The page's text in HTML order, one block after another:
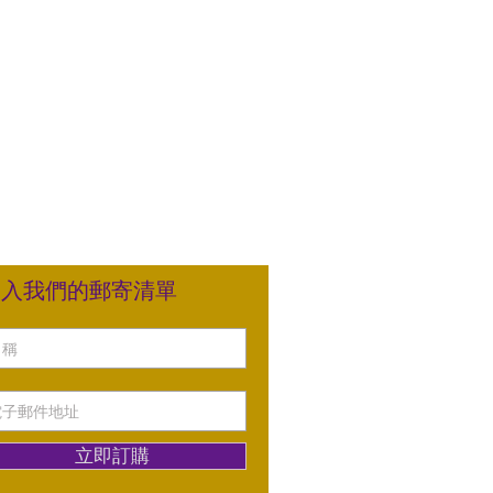
我們的郵寄清單
立即訂購